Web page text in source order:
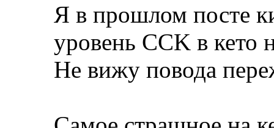
Я в прошлом посте
уровень CCK в кето
Не вижу повода